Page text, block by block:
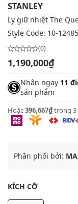
STANLEY
Ly giữ nhiệt The
Style Code: 10-
(0)
1,190,000₫
Nhận ngay 11
sản phẩm
Hoặc396,667₫trong 3
Phân phối bởi:
KÍCH CỠ